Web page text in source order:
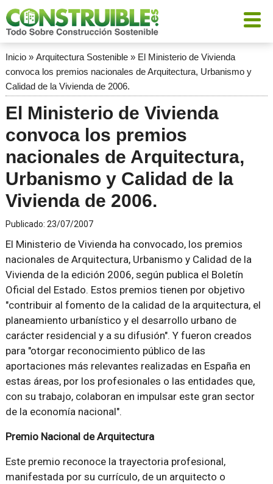
Inicio» Arquitectura Sostenible» El Ministerio de Vivienda
convoca los premios nacionales de Arquitectura, Urbanismo y
Calidad de la Vivienda de 2006.
El Ministerio de Vivienda
convoca los premios
nacionales de Arquitectura,
Urbanismo y Calidad de la
Vivienda de 2006.
Publicado: 23/07/2007
El Ministerio de Vivienda ha convocado, los premios
nacionales de Arquitectura, Urbanismo y Calidad de la
Vivienda de la edición 2006, según publica el Boletín
Oficial del Estado. Estos premios tienen por objetivo
"contribuir al fomento de la calidad de la arquitectura, el
planeamiento urbanístico y el desarrollo urbano de
carácter residencial y a su difusión". Y fueron creados
para "otorgar reconocimiento público de las
aportaciones más relevantes realizadas en España en
estas áreas, por los profesionales o las entidades que,
con su trabajo, colaboran en impulsar este gran sector
de la economía nacional".
Premio Nacional de Arquitectura
Este premio reconoce la trayectoria profesional,
manifestada por su currículo, de un arquitecto o